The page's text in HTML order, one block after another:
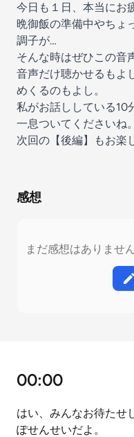
今日も１日、本当にお
晩御飯の準備中やちょ
調子が…
そんな時はぜひこの音
音声だけ聴かせるもよ
めくるのもよし。
私がお話ししている10
一息ついてくださいね。
次回の【後編】もお楽
感想
まだ感想はありませ
00:00
はい、みんなお待たせ
ぽせんせいだよ。